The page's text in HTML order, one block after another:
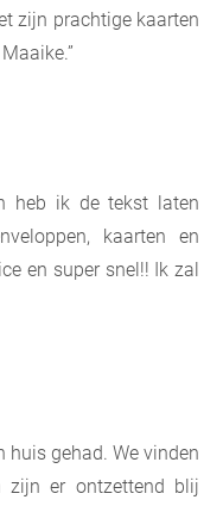
zijn prachtige kaarten
heb ik de tekst laten
kaarten en
en super snel!! Ik zal
huis gehad. We vinden
zijn er ontzettend blij